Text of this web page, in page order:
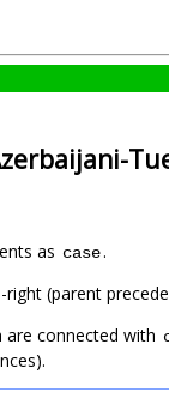
as case.
(parent
connected with